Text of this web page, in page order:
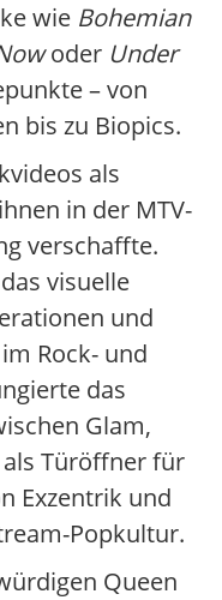
wie Bohemian
oder Under
– von
bis zu Biopics.
als
in der MTV-
verschaffte.
visuelle
und
Rock- und
das
Glam,
Türöffner für
Exzentrik und
Popkultur.
Queen